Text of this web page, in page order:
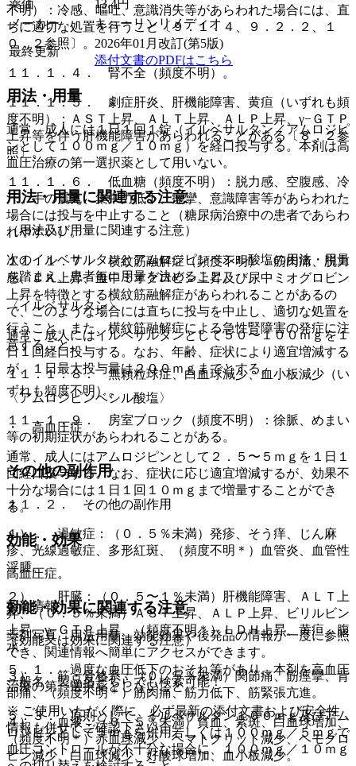
不明）：冷感、嘔吐、意識消失等があらわれた場合には、直
ちに適切な処置を行うこと〔９．１．４、９．２．２、１
０．２参照〕。
１１．１．４． 腎不全（頻度不明）。
１１．１．５． 劇症肝炎、肝機能障害、黄疸（いずれも頻
度不明）：ＡＳＴ上昇、ＡＬＴ上昇、ＡＬＰ上昇、γ−ＧＴＰ
上昇等を伴う肝機能障害があらわれることがある〔８．２参
照〕。
１１．１．６． 低血糖（頻度不明）：脱力感、空腹感、冷
汗、手の震え、集中力低下、痙攣、意識障害等があらわれた
場合には投与を中止すること（糖尿病治療中の患者であらわ
れやすい）。
１１．１．７． 横紋筋融解症（頻度不明）：筋肉痛、脱力
感、ＣＫ上昇、血中ミオグロビン上昇及び尿中ミオグロビン
上昇を特徴とする横紋筋融解症があらわれることがあるの
で、このような場合には直ちに投与を中止し、適切な処置を
行うこと。また、横紋筋融解症による急性腎障害の発症に注
意すること。
１１．１．８． 無顆粒球症、白血球減少、血小板減少（い
ずれも頻度不明）。
１１．１．９． 房室ブロック（頻度不明）：徐脈、めまい
等の初期症状があらわれることがある。
その他の副作用
１１．２． その他の副作用
１）． 過敏症：（０．５％未満）発疹、そう痒、じん麻
疹、光線過敏症、多形紅斑、（頻度不明＊）血管炎、血管性
浮腫。
２）． 肝臓：（０．５〜１％未満）肝機能障害、ＡＬＴ上
昇、（０．５％未満）ＡＳＴ上昇、ＡＬＰ上昇、ビリルビン
上昇、γ−ＧＴＰ上昇、（頻度不明＊）ＬＤＨ上昇、黄疸、腹
水。
３）． 筋・骨格系：（０．５％未満）関節痛、筋痙攣、背
部痛、（頻度不明＊）筋肉痛、筋力低下、筋緊張亢進。
４）． 血液：（０．５％未満）貧血、紫斑、白血球増加、
（頻度不明＊）赤血球減少、ヘマトクリット減少、ヘモグロ
ビン減少、白血球減少、好酸球増加、血小板減少。
薬価
13.4円
メーカー
キョーリンリメディオ
最終更新
2026年01月改訂(第5版)
添付文書のPDFはこちら
用法・用量
通常、成人には１日１回１錠（イルベサルタン／アムロジピ
ンとして１００ｍｇ／１０ｍｇ）を経口投与する。本剤は高
血圧治療の第一選択薬として用いない。
用法・用量に関連する注意
（用法及び用量に関連する注意）
次のイルベサルタンとアムロジピンベシル酸塩の用法・用量
を踏まえ、患者毎に用量を決めること。
〈イルベサルタン〉
通常、成人にはイルベサルタンとして５０〜１００ｍｇを１
日１回経口投与する。なお、年齢、症状により適宜増減する
が、１日最大投与量は２００ｍｇまでとする。
〈アムロジピンベシル酸塩〉
・ 高血圧症
通常、成人にはアムロジピンとして２．５〜５ｍｇを１日１
回経口投与する。なお、症状に応じ適宜増減するが、効果不
十分な場合には１日１回１０ｍｇまで増量することができ
る。
効能・効果
高血圧症。
効能・効果に関連する注意
（効能又は効果に関連する注意）
５．１． 過度な血圧低下のおそれ等があり、本剤を高血圧
治療の第一選択薬としないこと。
５．３． 原則として、イルベサルタン１００ｍｇ及びアム
ロジピンとして５ｍｇを併用若しくは１００ｍｇ／５ｍｇで
血圧コントロールが不十分な場合に、１００ｍｇ／１０ｍｇ
薬剤情報
薬剤写真、用法用量、効能効果や後発品の情報が一度に参照
でき、関連情報へ簡単にアクセスができます。
一般名、製品名どちらでも検索可能！
※ ご使用いただく際に、必ず最新の添付文書および安全性
情報も併せてご確認下さい。